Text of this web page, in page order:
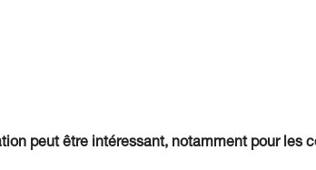
peut être intéressant, notamment pour les